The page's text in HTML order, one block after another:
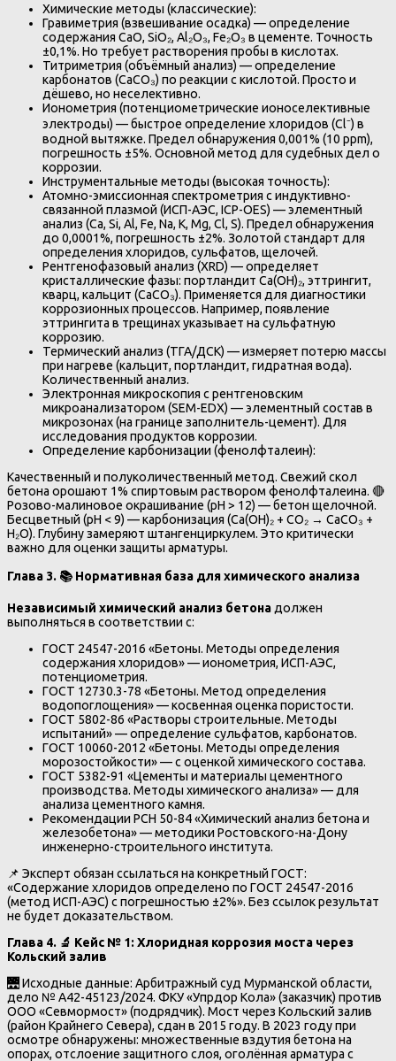
Химические методы (классические):
Гравиметрия (взвешивание осадка) — определение
содержания CaO, SiO₂, Al₂O₃, Fe₂O₃ в цементе. Точность
±0,1%. Но требует растворения пробы в кислотах.
Титриметрия (объёмный анализ) — определение
карбонатов (CaCO₃) по реакции с кислотой. Просто и
дёшево, но неселективно.
Ионометрия (потенциометрические ионоселективные
электроды) — быстрое определение хлоридов (Cl⁻) в
водной вытяжке. Предел обнаружения 0,001% (10 ppm),
погрешность ±5%. Основной метод для судебных дел о
коррозии.
Инструментальные методы (высокая точность):
Атомно-эмиссионная спектрометрия с индуктивно-
связанной плазмой (ИСП-АЭС, ICP-OES) — элементный
анализ (Ca, Si, Al, Fe, Na, K, Mg, Cl, S). Предел обнаружения
до 0,0001%, погрешность ±2%. Золотой стандарт для
определения хлоридов, сульфатов, щелочей.
Рентгенофазовый анализ (XRD) — определяет
кристаллические фазы: портландит Ca(OH)₂, эттрингит,
кварц, кальцит (CaCO₃). Применяется для диагностики
коррозионных процессов. Например, появление
эттрингита в трещинах указывает на сульфатную
коррозию.
Термический анализ (ТГА/ДСК) — измеряет потерю массы
при нагреве (кальцит, портландит, гидратная вода).
Количественный анализ.
Электронная микроскопия с рентгеновским
микроанализатором (SEM-EDX) — элементный состав в
микрозонах (на границе заполнитель-цемент). Для
исследования продуктов коррозии.
Определение карбонизации (фенолфталеин):
Качественный и полуколичественный метод. Свежий скол
бетона орошают 1% спиртовым раствором фенолфталеина. 🔴
Розово-малиновое окрашивание (pH > 12) — бетон щелочной.
Бесцветный (pH < 9) — карбонизация (Ca(OH)₂ + CO₂ → CaCO₃ +
H₂O). Глубину замеряют штангенциркулем. Это критически
важно для оценки защиты арматуры.
Глава 3. 📚 Нормативная база для химического анализа
Независимый химический анализ бетона должен
выполняться в соответствии с:
ГОСТ 24547-2016 «Бетоны. Методы определения
содержания хлоридов» — ионометрия, ИСП-АЭС,
потенциометрия.
ГОСТ 12730.3-78 «Бетоны. Метод определения
водопоглощения» — косвенная оценка пористости.
ГОСТ 5802-86 «Растворы строительные. Методы
испытаний» — определение сульфатов, карбонатов.
ГОСТ 10060-2012 «Бетоны. Методы определения
морозостойкости» — с оценкой химического состава.
ГОСТ 5382-91 «Цементы и материалы цементного
производства. Методы химического анализа» — для
анализа цементного камня.
Рекомендации РСН 50-84 «Химический анализ бетона и
железобетона» — методики Ростовского-на-Дону
инженерно-строительного института.
📌 Эксперт обязан ссылаться на конкретный ГОСТ:
«Содержание хлоридов определено по ГОСТ 24547-2016
(метод ИСП-АЭС) с погрешностью ±2%». Без ссылок результат
не будет доказательством.
Глава 4. 🔬 Кейс № 1: Хлоридная коррозия моста через
Кольский залив
🌉 Исходные данные: Арбитражный суд Мурманской области,
дело № А42-45123/2024. ФКУ «Упрдор Кола» (заказчик) против
ООО «Севмормост» (подрядчик). Мост через Кольский залив
(район Крайнего Севера), сдан в 2015 году. В 2023 году при
осмотре обнаружены: множественные вздутия бетона на
опорах, отслоение защитного слоя, оголённая арматура с